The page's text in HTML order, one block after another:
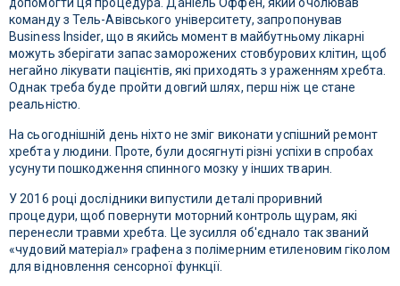
команду з Тель-Авівського університету, запропонував
Business Insider, що в якийсь момент в майбутньому лікарні
можуть зберігати запас заморожених стовбурових клітин, щоб
негайно лікувати пацієнтів, які приходять з ураженням хребта.
Однак треба буде пройти довгий шлях, перш ніж це стане
реальністю.
На сьогоднішній день ніхто не зміг виконати успішний ремонт
хребта у людини. Проте, були досягнуті різні успіхи в спробах
усунути пошкодження спинного мозку у інших тварин.
У 2016 році дослідники випустили деталі проривний
процедури, щоб повернути моторний контроль щурам, які
перенесли травми хребта. Це зусилля об'єднало так званий
«чудовий матеріал» графена з полімерним етиленовим гіколом
для відновлення сенсорної функції.